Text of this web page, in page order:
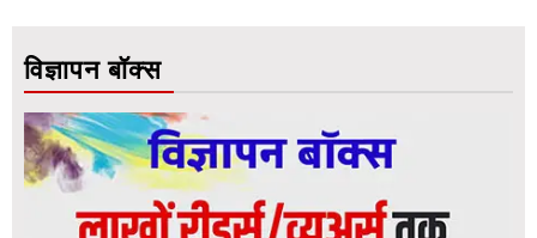
विज्ञापन बॉक्स